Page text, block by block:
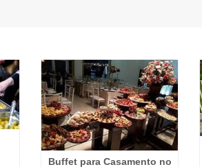
Buffet para Casamento no